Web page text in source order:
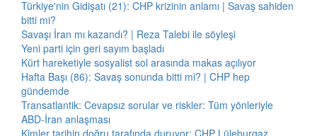
Türkiye'nin Gidişatı (21): CHP krizinin anlamı | Savaş sahiden
bitti mi?
Savaşı İran mı kazandı? | Reza Talebi ile söyleşi
Yeni parti için geri sayım başladı
Kürt hareketiyle sosyalist sol arasında makas açılıyor
Hafta Başı (86): Savaş sonunda bitti mi? | CHP hep
gündemde
Transatlantik: Cevapsız sorular ve riskler: Tüm yönleriyle
ABD-İran anlaşması
Kimler tarihin doğru tarafında duruyor: CHP Lüleburgaz